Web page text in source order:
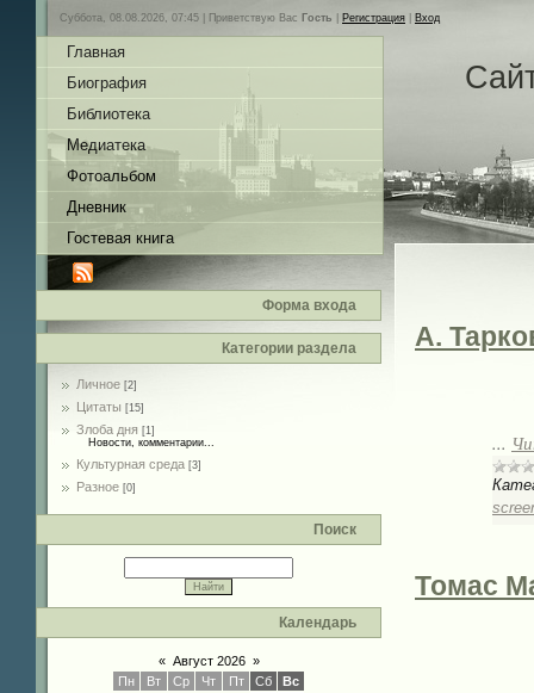
Суббота, 08.08.2026, 07:45 | Приветствую Вас Гость Регистрация Вход
Главная
Биография
Библиотека
Медиатека
Фотоальбом
Дневник
Гостевая книга
Форма входа
Категории раздела
Личное [2]
Цитаты [15]
Злоба дня [1]
Новости, комментарии...
Культурная среда [3]
Разное [0]
Поиск
Календарь
« Август 2026 »
Пн
Вт Ср Чт Пт Сб
Вс
А.
...
Томас